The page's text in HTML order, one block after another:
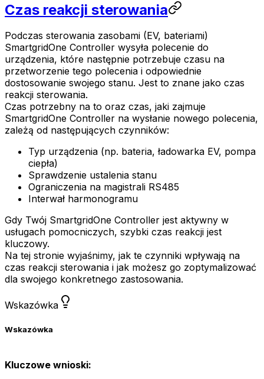
Czas reakcji sterowania
Podczas sterowania zasobami (EV, bateriami)
SmartgridOne Controller wysyła polecenie do
urządzenia, które następnie potrzebuje czasu na
przetworzenie tego polecenia i odpowiednie
dostosowanie swojego stanu. Jest to znane jako czas
reakcji sterowania.
Czas potrzebny na to oraz czas, jaki zajmuje
SmartgridOne Controller na wysłanie nowego polecenia,
zależą od następujących czynników:
Typ urządzenia (np. bateria, ładowarka EV, pompa
ciepła)
Sprawdzenie ustalenia stanu
Ograniczenia na magistrali RS485
Interwał harmonogramu
Gdy Twój SmartgridOne Controller jest aktywny w
usługach pomocniczych, szybki czas reakcji jest
kluczowy.
Na tej stronie wyjaśnimy, jak te czynniki wpływają na
czas reakcji sterowania i jak możesz go zoptymalizować
dla swojego konkretnego zastosowania.
Wskazówka
Wskazówka
Kluczowe wnioski: